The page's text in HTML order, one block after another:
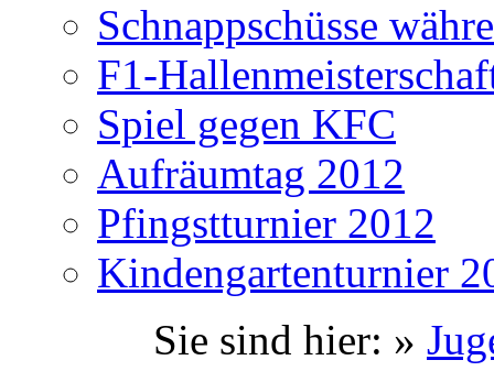
Schnappschüsse
F1-
Spiel gegen KFC
Aufräumtag 2012
Pfingstturnier 2012
Kindengartenturnier
Sie sind hier: »